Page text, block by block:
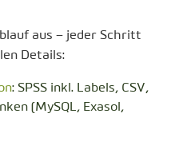
aus – jeder Schritt
Details:
: SPSS inkl. Labels, CSV,
(MySQL, Exasol,